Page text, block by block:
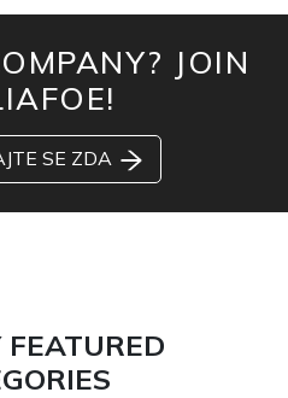
JOIN
SE ZDA